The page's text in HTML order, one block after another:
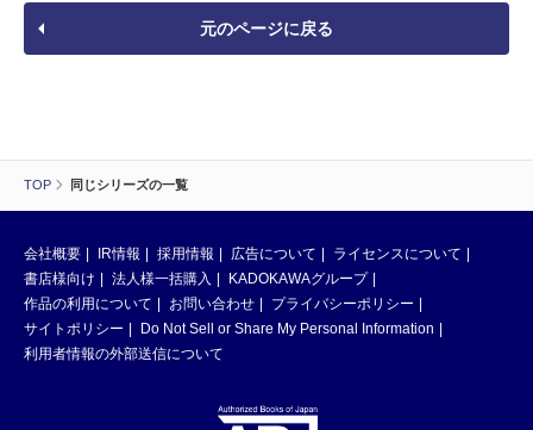
TOP 同じシリーズの一覧
元のページに戻る
会社概要 IR情報 採用情報 広告について
ライセンスについて
書店様向け
法人様一括購入
KADOKAWAグループ
作品の利用について
お問い合わせ
プライバシーポリシー
サイトポリシー
Do Not Sell or Share My Personal Information
利用者情報の外部送信について